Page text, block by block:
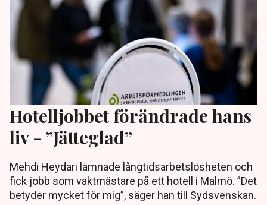
Hotelljobbet förändrade hans
liv - ”Jätteglad”
Mehdi Heydari lämnade långtidsarbetslösheten och
fick jobb som vaktmästare på ett hotell i Malmö. ”Det
betyder mycket för mig”, säger han till Sydsvenskan.